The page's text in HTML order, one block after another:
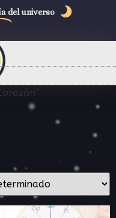
del universo